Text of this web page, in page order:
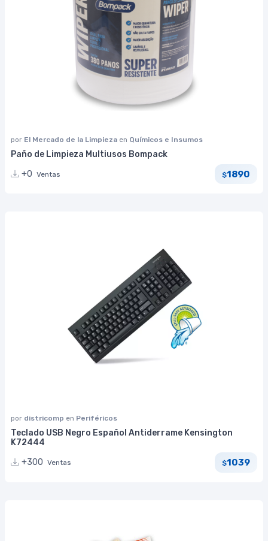
por El Mercado de la Limpieza en Químicos e Insumos
Paño de Limpieza Multiusos Bompack
+0 Ventas $1890
por districomp en Periféricos
Teclado USB Negro Español Antiderrame Kensington
K72444
+300 Ventas $1039